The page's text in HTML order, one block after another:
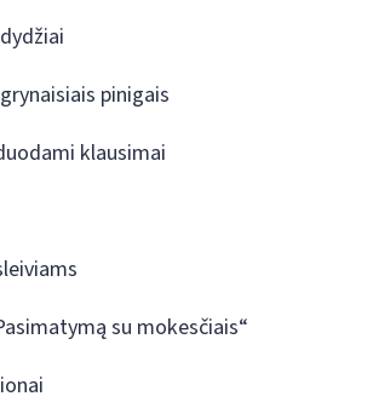
pinigais
klausimai
su mokesčiais“